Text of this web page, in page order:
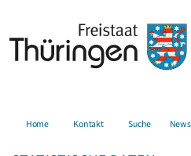
Home Kontakt Suche